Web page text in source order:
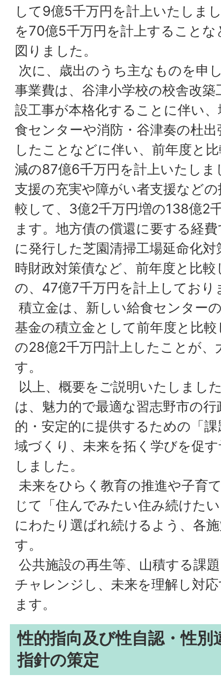
して9億5千万円を計上いたしま
を70億5千万円を計上すること
図りました。
次に、歳出のうち主なものを申
事業費は、谷津小学校の校舎改
設工事が本格化することに伴い
食センターや消防・谷津奏の杜
したことなどに伴い、前年度と
減の87億6千万円を計上いたし
支援の充実や障がい者支援など
較して、3億2千万円増の138億2
ます。地方債の償還に要する経
に発行した芝園清掃工場延命化
時財政対策債など、前年度と比
の、47億7千万円を計上しており
積立金は、新しい給食センター
基金の積立金として前年度と比
の28億2千万円計上したことが
す。
以上、概要をご説明いたしまし
は、魅力的で最適な習志野市の
的・安定的に提供するための「
域づくり、未来を拓く学びを促
しました。
未来をひらく教育の推進や子育
じて「住んでみたい住み続けた
にわたり選ばれ続けるよう、各
す。
公共施設の再生等、山積する課
チャレンジし、未来を理解し対
ます。
性的指向及び性自認・性別
指針の策定